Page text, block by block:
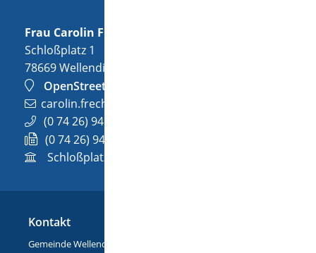
Frau Carolin Frech
Schloßplatz 1
78669Wellendingen
OpenStreetMap
carolin.frech@wellendingen.de
(07426) 94
(07426) 94
Schloßplatz 1, 78669 Wellendingen
Kontakt
Gemeinde Wellendingen